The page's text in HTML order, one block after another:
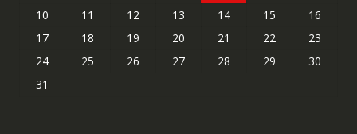
10
11 12 13 14 15
16
17
18 19 20 21 22
23
24
25 26 27 28 29
30
31